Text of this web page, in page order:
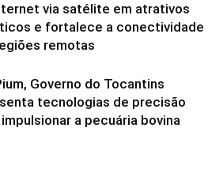
via satélite em atrativos
e fortalece a conectividade
remotas
Governo do Tocantins
tecnologias de precisão
a pecuária bovina